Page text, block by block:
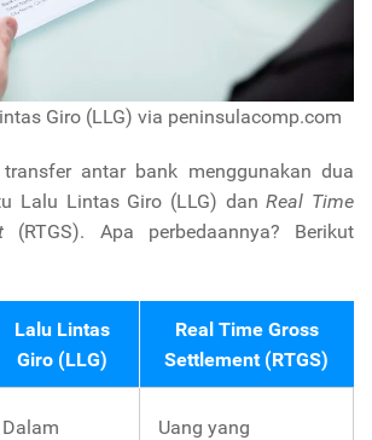
Giro (LLG) via peninsulacomp.com
antar bank menggunakan dua
Lalu Lintas Giro (LLG) danReal Time
(RTGS). Apa perbedaannya? Berikut
Lalu Lintas
Giro (LLG)
Real Time Gross
Settlement (RTGS)
Dalam
Uang yang